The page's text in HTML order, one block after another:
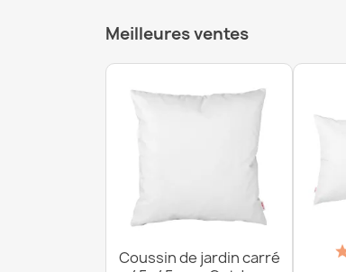
Meilleures ventes
Coussin de jardin carré